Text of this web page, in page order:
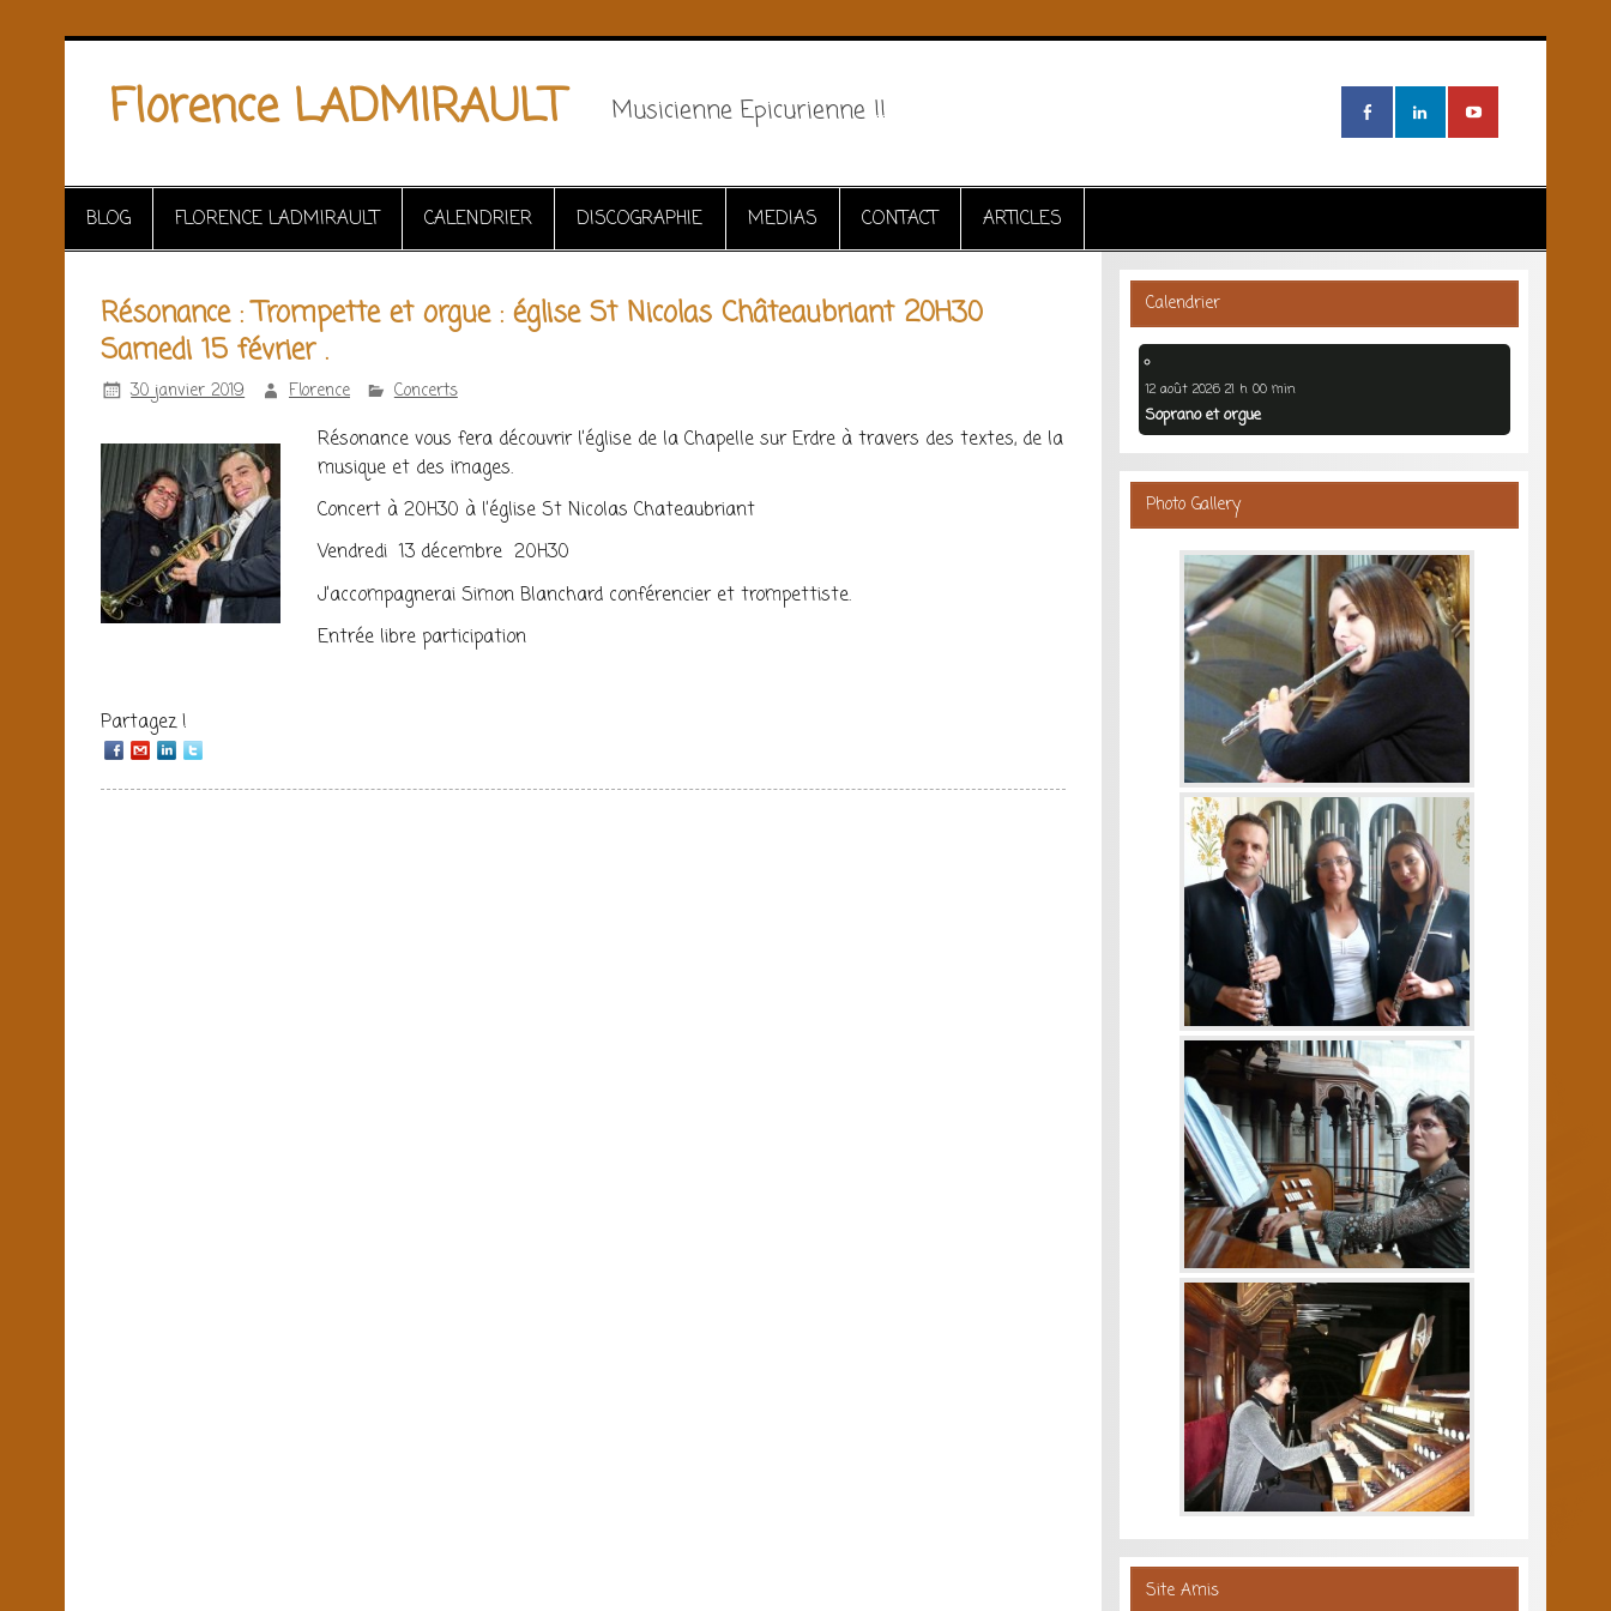
Florence LADMIRAULT Musicienne Epicurienne !!
BLOG FLORENCE LADMIRAULT CALENDRIER DISCOGRAPHIE MEDIAS CONTACT ARTICLES
Résonance : Trompette et orgue : église St Nicolas Châteaubriant 20H30
Samedi 15 février .
30 janvier 2019 Florence Concerts
Résonance vous fera découvrir l’église de la Chapelle sur Erdre à travers des textes, de la
musique et des images.
Concert à 20H30 à l’église St Nicolas Chateaubriant
Vendredi 13 décembre 20H30
J’accompagnerai Simon Blanchard conférencier et trompettiste.
Entrée libre participation
Partagez !
Calendrier
12 août 2026 21 h 00 min
Soprano et orgue
Photo Gallery
Site Amis